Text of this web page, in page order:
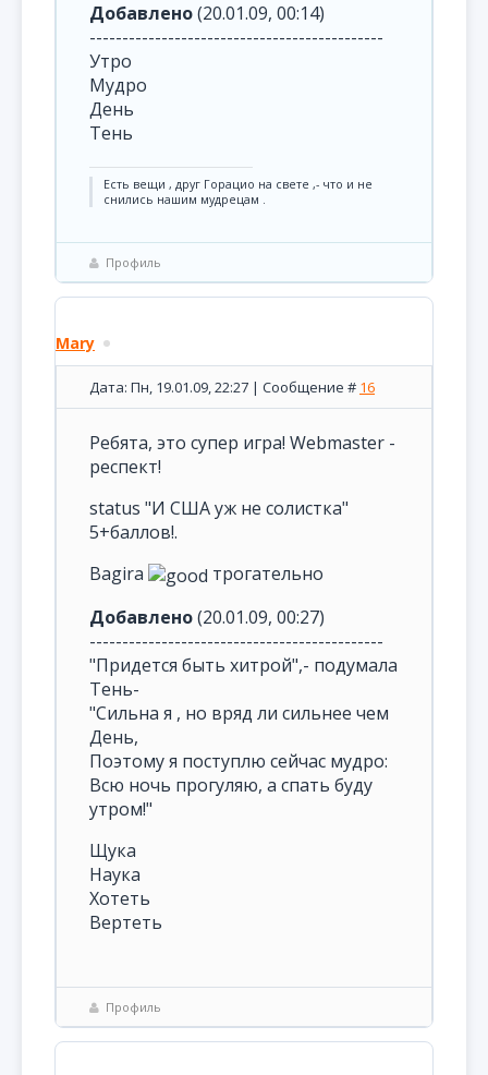
Добавлено(20.01.09, 00:14)
---------------------------------------------
Утро
Мудро
День
Тень
Есть вещи , друг Горацио на свете ,- что и не
снились нашим мудрецам .
Профиль
Mary
Дата: Пн, 19.01.09, 22:27 | Сообщение # 16
Ребята, это супер игра! Webmaster -
респект!
status "И США уж не солистка"
5+баллов!.
Bagira
трогательно
Добавлено(20.01.09, 00:27)
---------------------------------------------
"Придется быть хитрой",- подумала
Тень-
"Сильна я , но вряд ли сильнее чем
День,
Поэтому я поступлю сейчас мудро:
Всю ночь прогуляю, а спать буду
утром!"
Щука
Наука
Хотеть
Вертеть
Профиль